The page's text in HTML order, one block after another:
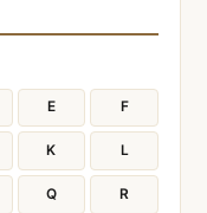
E F
K L
Q R